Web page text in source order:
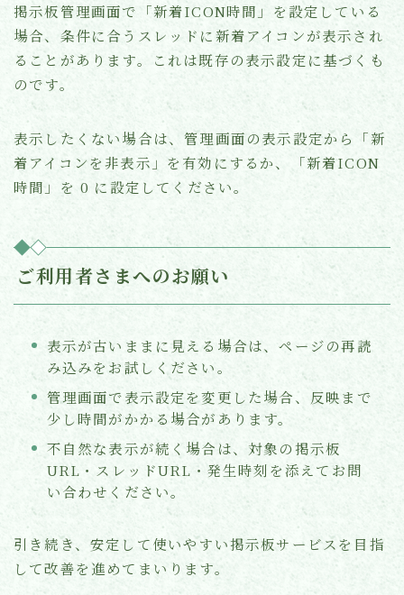
掲示板管理画面で「新着ICON時間」を設定している
場合、条件に合うスレッドに新着アイコンが表示され
ることがあります。これは既存の表示設定に基づくも
のです。
表示したくない場合は、管理画面の表示設定から「新
着アイコンを非表示」を有効にするか、「新着ICON
時間」を 0 に設定してください。
ご利用者さまへのお願い
表示が古いままに見える場合は、ページの再読
み込みをお試しください。
管理画面で表示設定を変更した場合、反映まで
少し時間がかかる場合があります。
不自然な表示が続く場合は、対象の掲示板
URL・スレッドURL・発生時刻を添えてお問
い合わせください。
引き続き、安定して使いやすい掲示板サービスを目指
して改善を進めてまいります。